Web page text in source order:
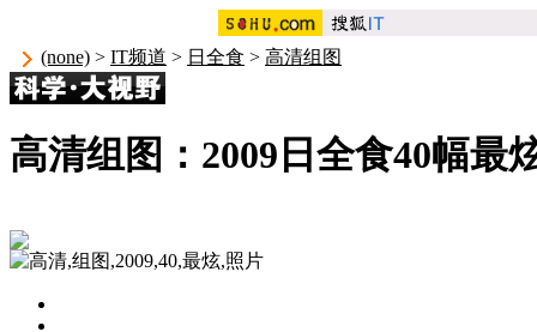
(none) > IT频道 > 日全食 > 高清组图
高清组图：2009日全食40幅最